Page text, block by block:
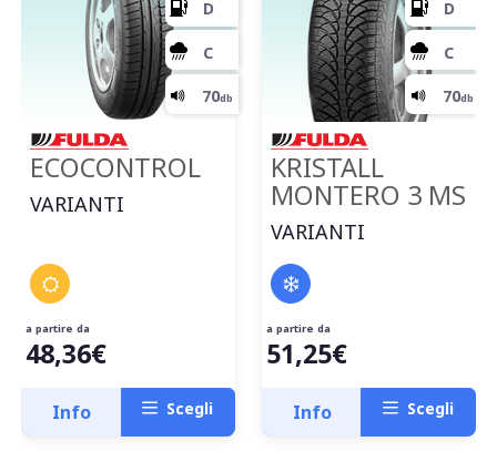
D
ECOCONTROL
VARIANTI
a partire da
48,36€
Info Scegli
KRISTALL
MONTERO 3 MS
VARIANTI
a partire da
51,25€
Info Scegli